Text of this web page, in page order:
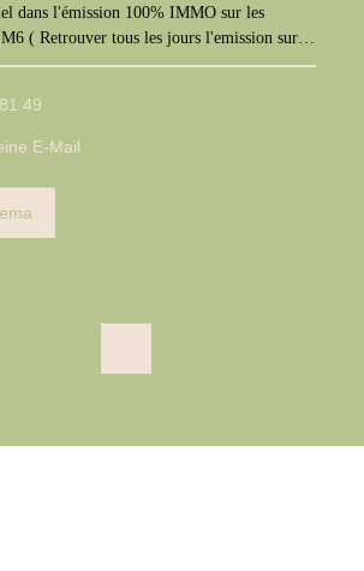
dans l'émission 100% IMMO sur les
( Retrouver tous les jours l'emission sur
téva)
49
E-Mail